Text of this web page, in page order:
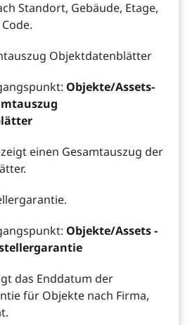
Standort, Gebäude, Etage,
Objektdatenblätter
Objekte/Assets-
einen Gesamtauszug der
Objekte/Assets -
das Enddatum der
für Objekte nach Firma,